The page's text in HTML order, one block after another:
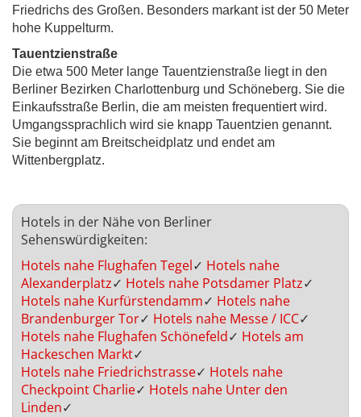
Friedrichs des Großen. Besonders markant ist der 50 Meter
hohe Kuppelturm.
Tauentzienstraße
Die etwa 500 Meter lange Tauentzienstraße liegt in den
Berliner Bezirken Charlottenburg und Schöneberg. Sie die
Einkaufsstraße Berlin, die am meisten frequentiert wird.
Umgangssprachlich wird sie knapp Tauentzien genannt.
Sie beginnt am Breitscheidplatz und endet am
Wittenbergplatz.
Hotels in der Nähe von Berliner
Sehenswürdigkeiten:
Hotels nahe Flughafen Tegel✓ Hotels nahe
Alexanderplatz✓ Hotels nahe Potsdamer Platz✓
Hotels nahe Kurfürstendamm✓ Hotels nahe
Brandenburger Tor✓ Hotels nahe Messe / ICC✓
Hotels nahe Flughafen Schönefeld✓ Hotels am
Hackeschen Markt✓
Hotels nahe Friedrichstrasse✓ Hotels nahe
Checkpoint Charlie✓ Hotels nahe Unter den
Linden✓